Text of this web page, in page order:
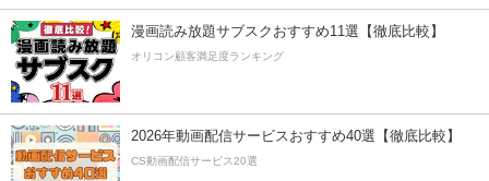
漫画読み放題サブスクおすすめ11選【徹底比較】
オリコン顧客満足度ランキング
2026年動画配信サービスおすすめ40選【徹底比較】
CS動画配信サービス20選